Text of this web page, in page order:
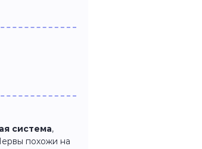
система,
похожи на